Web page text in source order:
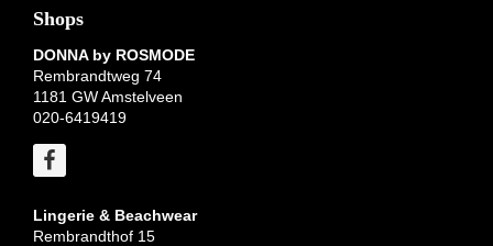
Shops
DONNA by ROSMODE
Rembrandtweg 74
1181 GW Amstelveen
020-6419419
Lingerie & Beachwear
Rembrandthof 15